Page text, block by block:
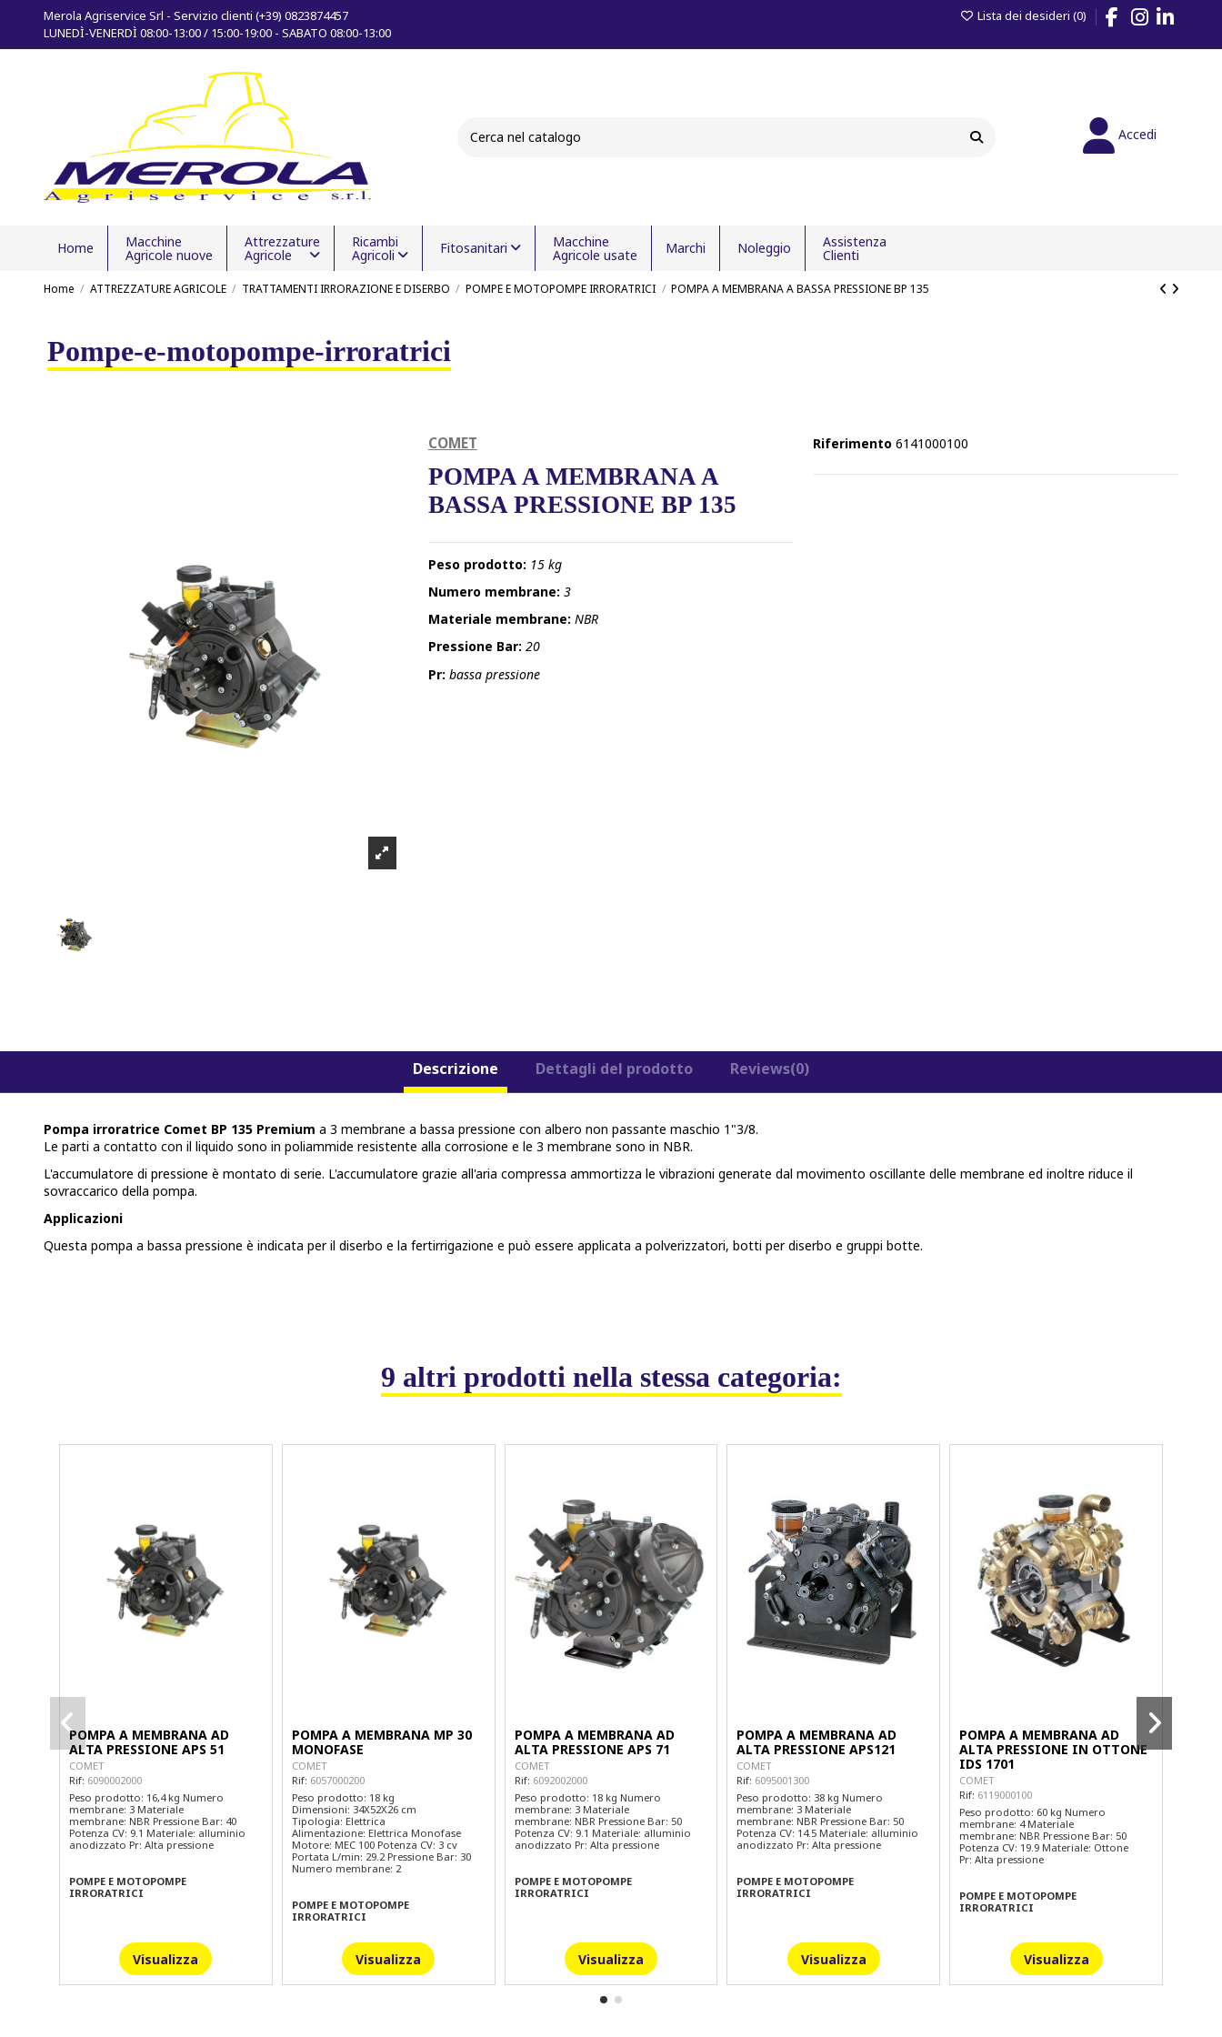
Merola Agriservice Srl - Servizio clienti (+39) 0823874457
LUNEDÌ-VENERDÌ 08:00-13:00 / 15:00-19:00 - SABATO 08:00-13:00
Lista dei desideri (0) FacebookInstagram
LinkedIn
Accedi
Home Macchine
Agricole nuove
Attrezzature
Agricole
Ricambi
Agricoli Fitosanitari Macchine
Agricole usate Marchi Noleggio Assistenza
Clienti
Home ATTREZZATURE AGRICOLE TRATTAMENTI IRRORAZIONE E DISERBO POMPE E MOTOPOMPE IRRORATRICI POMPA A MEMBRANA A BASSA PRESSIONE BP 135
Pompe-e-motopompe-irroratrici
COMET
POMPA A MEMBRANA A
BASSA PRESSIONE BP 135
Peso prodotto: 15 kg
Numero membrane: 3
Materiale membrane: NBR
Pressione Bar: 20
Pr: bassa pressione
Riferimento 6141000100
Descrizione Dettagli del prodotto Reviews(0)
Pompa irroratrice Comet BP 135 Premium a 3 membrane a bassa pressione con albero non passante maschio 1"3/8.
Le parti a contatto con il liquido sono in poliammide resistente alla corrosione e le 3 membrane sono in NBR.
L'accumulatore di pressione è montato di serie. L'accumulatore grazie all'aria compressa ammortizza le vibrazioni generate dal movimento oscillante delle membrane ed inoltre riduce il
sovraccarico della pompa.
Applicazioni
Questa pompa a bassa pressione è indicata per il diserbo e la fertirrigazione e può essere applicata a polverizzatori, botti per diserbo e gruppi botte.
9 altri prodotti nella stessa categoria:
POMPA A MEMBRANA AD
ALTA PRESSIONE APS 51
COMET
Rif: 6090002000
Peso prodotto: 16,4 kg Numero
membrane: 3 Materiale
membrane: NBR Pressione Bar: 40
Potenza CV: 9.1 Materiale: alluminio
anodizzato Pr: Alta pressione
POMPE E MOTOPOMPE
IRRORATRICI
Visualizza
POMPA A MEMBRANA MP 30
MONOFASE
COMET
Rif: 6057000200
Peso prodotto: 18 kg
Dimensioni: 34X52X26 cm
Tipologia: Elettrica
Alimentazione: Elettrica Monofase
Motore: MEC 100 Potenza CV: 3 cv
Portata L/min: 29.2 Pressione Bar: 30
Numero membrane: 2
POMPE E MOTOPOMPE
IRRORATRICI
Visualizza
POMPA A MEMBRANA AD
ALTA PRESSIONE APS 71
COMET
Rif: 6092002000
Peso prodotto: 18 kg Numero
membrane: 3 Materiale
membrane: NBR Pressione Bar: 50
Potenza CV: 9.1 Materiale: alluminio
anodizzato Pr: Alta pressione
POMPE E MOTOPOMPE
IRRORATRICI
Visualizza
POMPA A MEMBRANA AD
ALTA PRESSIONE APS121
COMET
Rif: 6095001300
Peso prodotto: 38 kg Numero
membrane: 3 Materiale
membrane: NBR Pressione Bar: 50
Potenza CV: 14.5 Materiale: alluminio
anodizzato Pr: Alta pressione
POMPE E MOTOPOMPE
IRRORATRICI
Visualizza
POMPA A MEMBRANA AD
ALTA PRESSIONE IN OTTONE
IDS 1701
COMET
Rif: 6119000100
Peso prodotto: 60 kg Numero
membrane: 4 Materiale
membrane: NBR Pressione Bar: 50
Potenza CV: 19.9 Materiale: Ottone
Pr: Alta pressione
POMPE E MOTOPOMPE
IRRORATRICI
Visualizza